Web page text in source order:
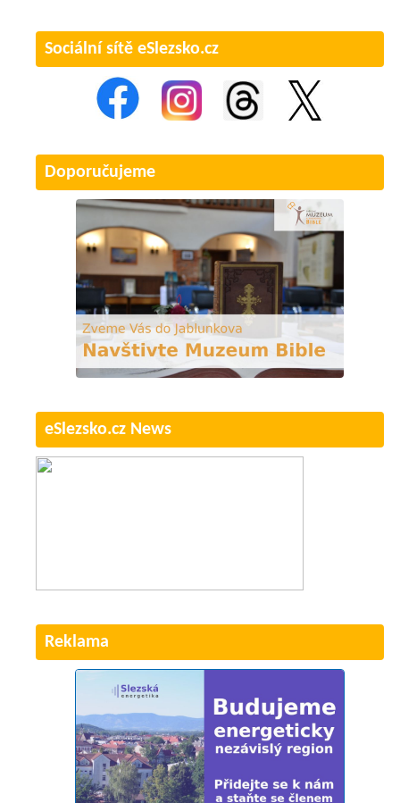
Sociální sítě eSlezsko.cz
Doporučujeme
eSlezsko.cz News
Reklama